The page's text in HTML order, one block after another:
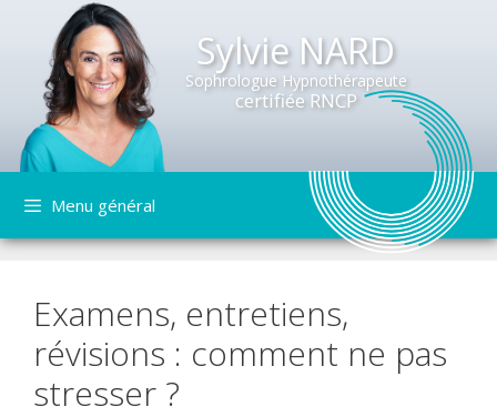
Sylvie NARD
Sophrologue Hypnothérapeute
certifiée RNCP
contenu
Menu général
Examens, entretiens,
révisions : comment ne pas
stresser ?